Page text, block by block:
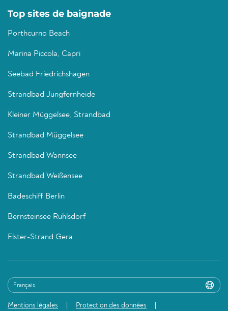
Top sites de baignade
Porthcurno Beach
Marina Piccola, Capri
Seebad Friedrichshagen
Strandbad Jungfernheide
Kleiner Müggelsee, Strandbad
Strandbad Müggelsee
Strandbad Wannsee
Strandbad Weißensee
Badeschiff Berlin
Bernsteinsee Ruhlsdorf
Elster-Strand Gera
Mentions légales Protection des données